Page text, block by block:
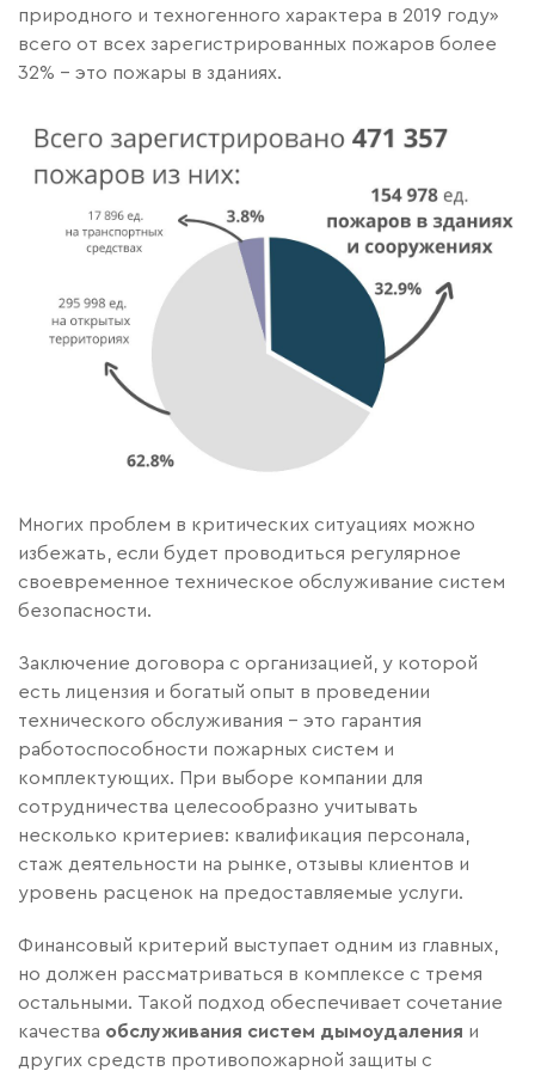
природного и техногенного характера в 2019 году»
всего от всех зарегистрированных пожаров более
32% - это пожары в зданиях.
Многих проблем в критических ситуациях можно
избежать, если будет проводиться регулярное
своевременное техническое обслуживание систем
безопасности.
Заключение договора с организацией, у которой
есть лицензия и богатый опыт в проведении
технического обслуживания - это гарантия
работоспособности пожарных систем и
комплектующих. При выборе компании для
сотрудничества целесообразно учитывать
несколько критериев: квалификация персонала,
стаж деятельности на рынке, отзывы клиентов и
уровень расценок на предоставляемые услуги.
Финансовый критерий выступает одним из главных,
но должен рассматриваться в комплексе с тремя
остальными. Такой подход обеспечивает сочетание
качества обслуживания систем дымоудаления и
других средств противопожарной защиты с